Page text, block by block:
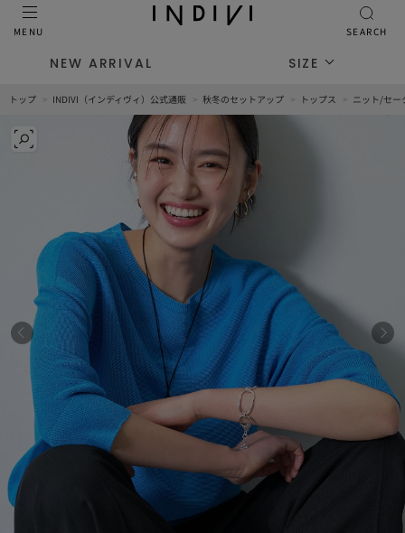
MENU SEARCH
NEW ARRIVAL SIZE
トップ INDIVI（インディヴィ）公式通販 秋冬のセットアップ トップス ニット/セー